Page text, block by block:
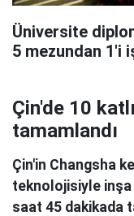
Üniversite
5 mezundan 1'i
Çin'de 10
tamamlandı
Çin'in Changsha
teknolojisiyle inşa
saat 45 dakikada